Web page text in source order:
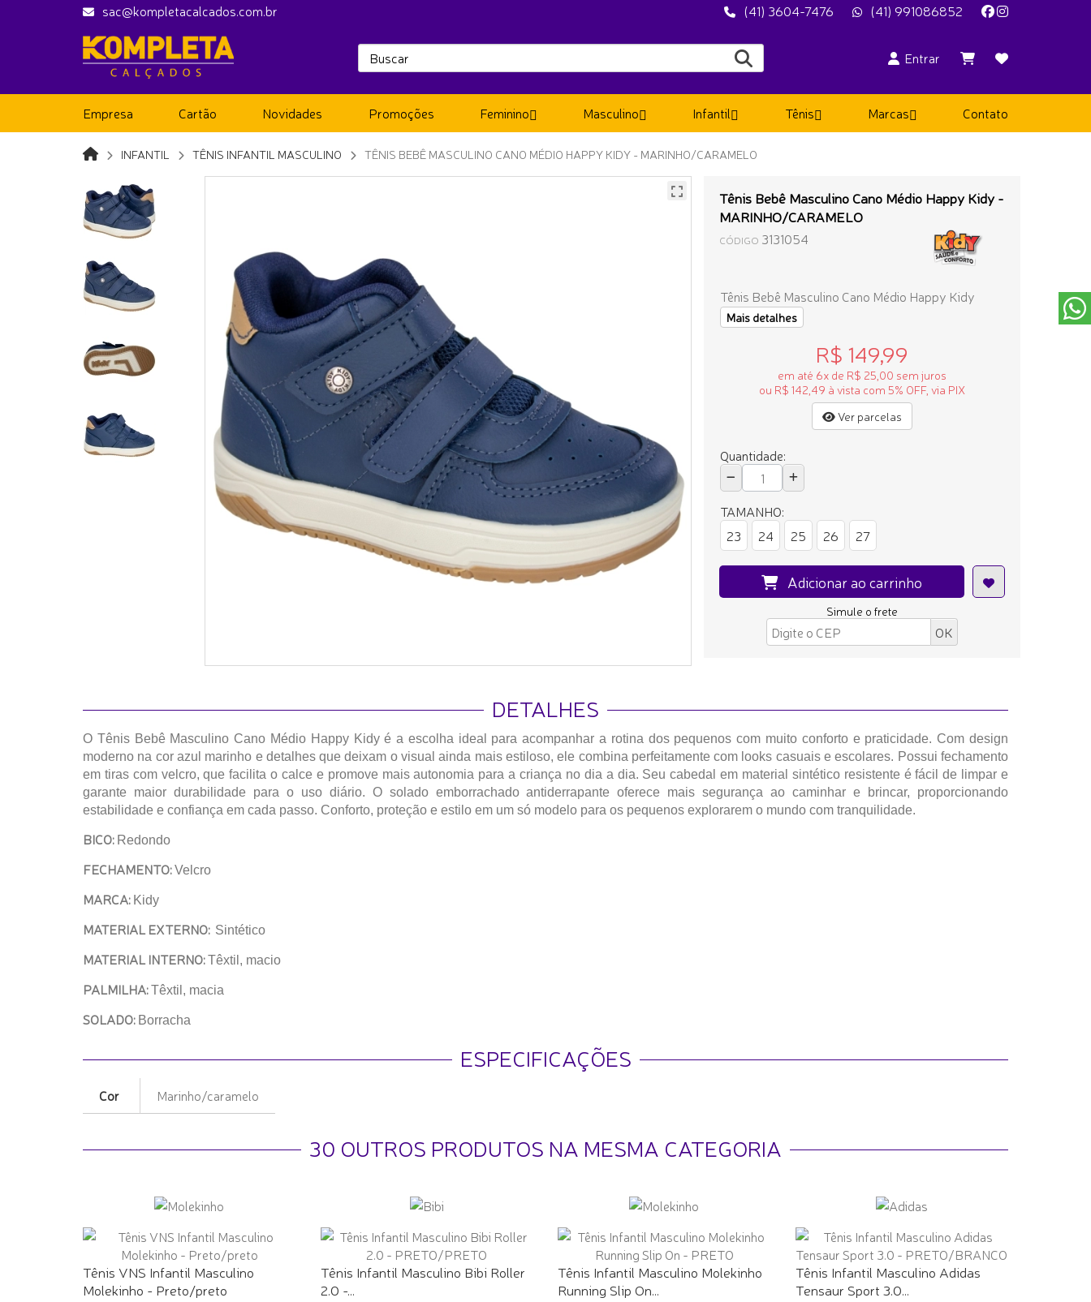
sac@kompletacalcados.com.br (41) 3604-7476 (41) 991086852
Entrar
Empresa Cartão Novidades Promoções Feminino Masculino Infantil Tênis Marcas Contato
INFANTIL TÊNIS INFANTIL MASCULINO TÊNIS BEBÊ MASCULINO CANO MÉDIO HAPPY KIDY - MARINHO/CARAMELO
Tênis Bebê Masculino Cano Médio Happy Kidy -
MARINHO/CARAMELO
CÓDIGO 3131054
Tênis Bebê Masculino Cano Médio Happy Kidy
Mais detalhes
R$ 149,99
em até 6x de R$ 25,00 sem juros
ou R$ 142,49 à vista com 5% OFF, via PIX
Ver parcelas
Quantidade:
TAMANHO:
23
24 25 26 27
Adicionar ao carrinho
Simule o frete
DETALHES
O Tênis Bebê Masculino Cano Médio Happy Kidy é a escolha ideal para acompanhar a rotina dos pequenos com muito conforto e praticidade. Com design
moderno na cor azul marinho e detalhes que deixam o visual ainda mais estiloso, ele combina perfeitamente com looks casuais e escolares. Possui fechamento
em tiras com velcro, que facilita o calce e promove mais autonomia para a criança no dia a dia. Seu cabedal em material sintético resistente é fácil de limpar e
garante maior durabilidade para o uso diário. O solado emborrachado antiderrapante oferece mais segurança ao caminhar e brincar, proporcionando
estabilidade e confiança em cada passo. Conforto, proteção e estilo em um só modelo para os pequenos explorarem o mundo com tranquilidade.
BICO: Redondo
FECHAMENTO:Velcro
MARCA: Kidy
MATERIAL EXTERNO: Sintético
MATERIAL INTERNO:Têxtil, macio
PALMILHA:Têxtil, macia
SOLADO: Borracha
ESPECIFICAÇÕES
Cor Marinho/caramelo
30 OUTROS PRODUTOS NA MESMA CATEGORIA
Tênis VNS Infantil Masculino
Molekinho - Preto/preto
Tênis Infantil Masculino Bibi Roller
2.0 -...
Tênis Infantil Masculino Molekinho
Running Slip On...
Tênis Infantil Masculino Adidas
Tensaur Sport 3.0...